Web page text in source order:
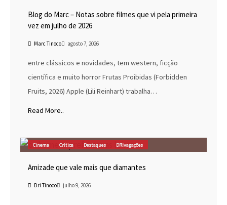
Blog do Marc – Notas sobre filmes que vi pela primeira
vez em julho de 2026
Marc Tinoco agosto 7, 2026
entre clássicos e novidades, tem western, ficção
científica e muito horror Frutas Proibidas (Forbidden
Fruits, 2026) Apple (Lili Reinhart) trabalha…
Read More..
Cinema Crítica Destaques DRIvagações
Amizade que vale mais que diamantes
Dri Tinoco julho 9, 2026